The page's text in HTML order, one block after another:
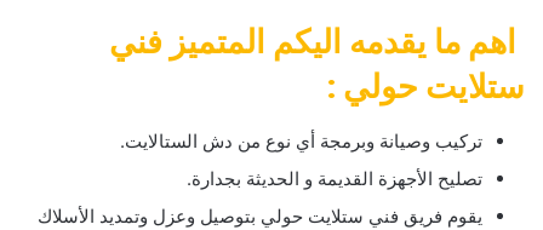
اهم ما يقدمه اليكم المتميز فني
ستلايت حولي :
تركيب وصيانة وبرمجة أي نوع من دش الستالايت.
تصليح الأجهزة القديمة و الحديثة بجدارة.
يقوم فريق فني ستلايت حولي بتوصيل وعزل وتمديد الأسلاك